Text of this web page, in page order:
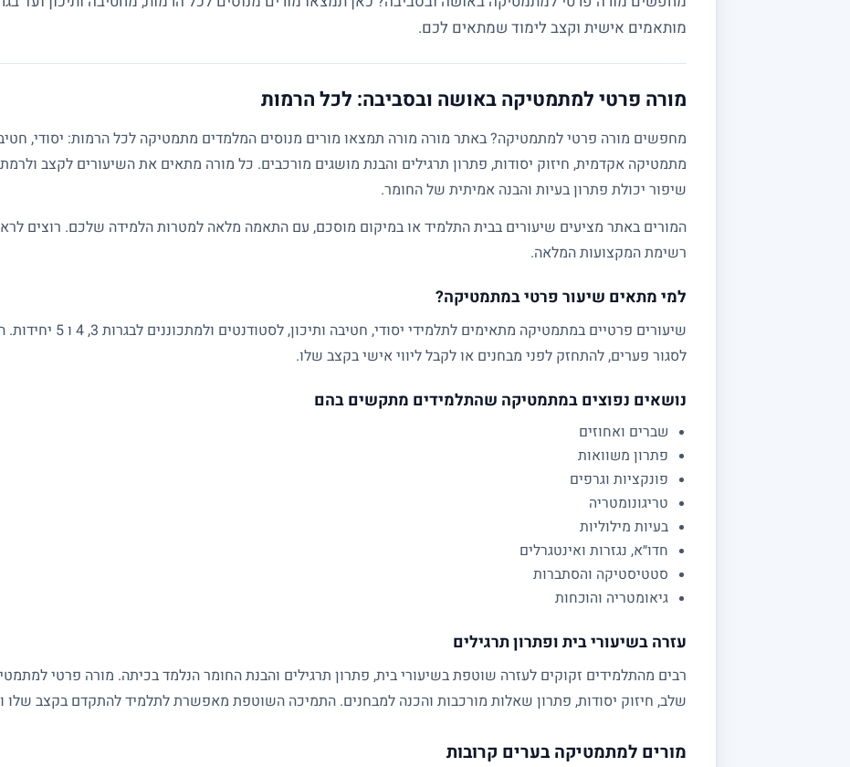
מותאמים אישית וקצב לימוד שמתאים לכם.
מורה פרטי למתמטיקה באושה ובסביבה: לכל הרמות
מתמטיקה אקדמית, חיזוק יסודות, פתרון תרגילים והבנת מושגים מורכבים. כל מורה מתאים את השיעורים לקצב
שיפור יכולת פתרון בעיות והבנה אמיתית של החומר.
המורים באתר מציעים שיעורים בבית התלמיד או במיקום מוסכם, עם התאמה מלאה למטרות הלמידה שלכם. רוצים
רשימת המקצועות המלאה.
למי מתאים שיעור פרטי במתמטיקה?
שיעורים פרטיים במתמטיקה
לסגור פערים, להתחזק לפני מבחנים או לקבל ליווי אישי בקצב שלו.
נושאים נפוצים במתמטיקה שהתלמידים מתקשים בהם
שברים ואחוזים
פתרון משוואות
פונקציות וגרפים
טריגונומטריה
בעיות מילוליות
חדו״א, נגזרות ואינטגרלים
סטטיסטיקה והסתברות
גיאומטריה והוכחות
עזרה בשיעורי בית ופתרון תרגילים
רבים מהתלמידים זקוקים לעזרה שוטפת בשיעורי בית, פתרון תרגילים והבנת החומר הנלמד בכיתה. מורה פרטי
שלב, חיזוק יסודות, פתרון שאלות מורכבות והכנה למבחנים. התמיכה השוטפת מאפשרת לתלמיד להתקדם בקצב שלו
מורים למתמטיקה בערים קרובות